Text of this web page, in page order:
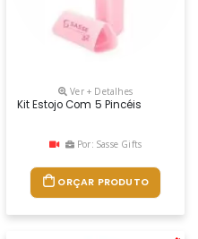
Função: O De Corretivo Para
Ver + Detalhes
Kit Estojo Com 5 Pincéis
Por: Sasse Gifts
ORÇAR PRODUTO